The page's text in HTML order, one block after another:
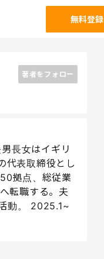
無料登録
著者をフォロー
長女はイギリ
代表取締役とし
拠点、総従業
転職する。夫
動。 2025.1~